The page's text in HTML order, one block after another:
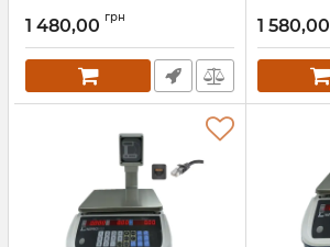
1 480,00 грн 1 580,00